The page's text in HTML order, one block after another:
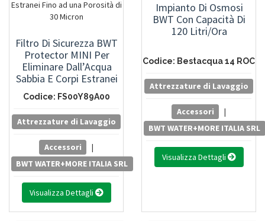
Filtro Di Sicurezza BWT
Protector MINI Per
Eliminare Dall’Acqua
Sabbia E Corpi Estranei
Fino Ad Una Porosità Di
30 Micron
Codice: FS00Y89A00
Attrezzature di Lavaggio
Accessori
|
BWT WATER+MORE ITALIA SRL
Visualizza Dettagli
Impianto Di Osmosi
BWT Con Capacità Di
120 Litri/Ora
Codice: Bestacqua 14 ROC
Attrezzature di Lavaggio
Accessori
|
BWT WATER+MORE ITALIA SRL
Visualizza Dettagli